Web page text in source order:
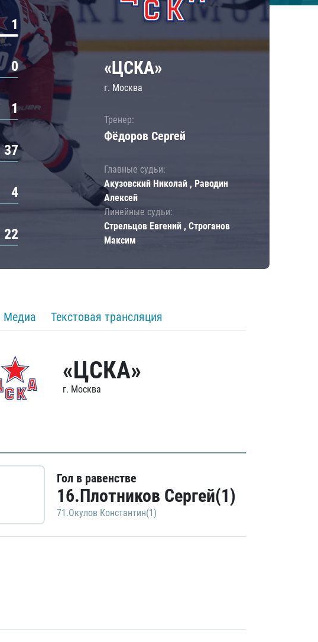
1
0
1
37
4
22
«ЦСКА»
г. Москва
Тренер:
Фёдоров Сергей
Главные судьи:
Акузовский Николай , Раводин
Алексей
Линейные судьи:
Стрельцов Евгений , Строганов
Максим
Медиа Текстовая трансляция
«ЦСКА»
г. Москва
Гол в равенстве
16.Плотников Сергей(1)
71.Окулов Константин(1)